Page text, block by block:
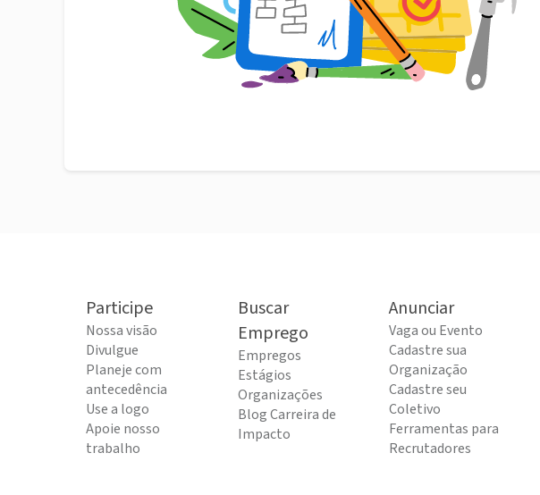
Participe
Nossa visão
Divulgue
Planeje com
antecedência
Use a logo
Apoie nosso
trabalho
Buscar
Emprego
Empregos
Estágios
Organizações
Blog Carreira de
Impacto
Anunciar
Vaga ou Evento
Cadastre sua
Organização
Cadastre seu
Coletivo
Ferramentas para
Recrutadores